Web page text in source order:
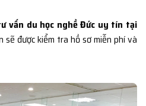
vấn du học nghề Đức uy tín tại
sẽ được kiểm tra hồ sơ miễn phí và